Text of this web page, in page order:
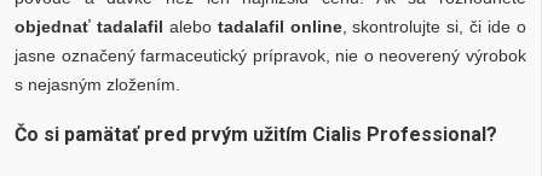
objednať tadalafil alebo tadalafil online, skontrolujte si, či ide o
jasne označený farmaceutický prípravok, nie o neoverený výrobok
s nejasným zložením.
Čo si pamätať pred prvým užitím Cialis Professional?